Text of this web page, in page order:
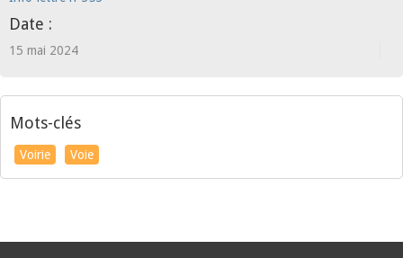
Date :
15 mai 2024
Mots-clés
Voirie Voie